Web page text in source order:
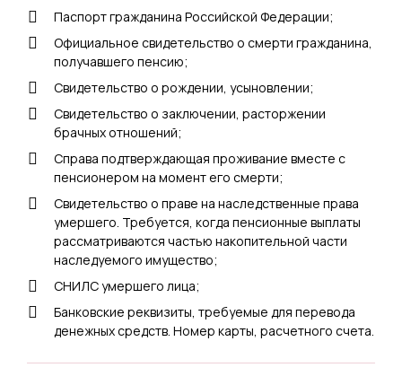
Паспорт гражданина Российской Федерации;
Официальное свидетельство о смерти гражданина,
получавшего пенсию;
Свидетельство о рождении, усыновлении;
Свидетельство о заключении, расторжении
брачных отношений;
Справа подтверждающая проживание вместе с
пенсионером на момент его смерти;
Свидетельство о праве на наследственные права
умершего. Требуется, когда пенсионные выплаты
рассматриваются частью накопительной части
наследуемого имущество;
СНИЛС умершего лица;
Банковские реквизиты, требуемые для перевода
денежных средств. Номер карты, расчетного счета.